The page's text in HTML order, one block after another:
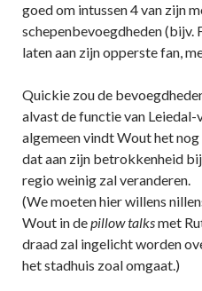
goed om intussen 4 van zijn
schepenbevoegdheden (bijv.
laten aan zijn opperste fan,
Quickie zou de
alvast de functie van
algemeen vindt Wout het
dat aan zijn betrokkenheid
regio weinig zal veranderen.
(We moeten hier willens
Wout in depillowtalksmet
draad zal ingelicht worden
het stadhuis zoal omgaat.)